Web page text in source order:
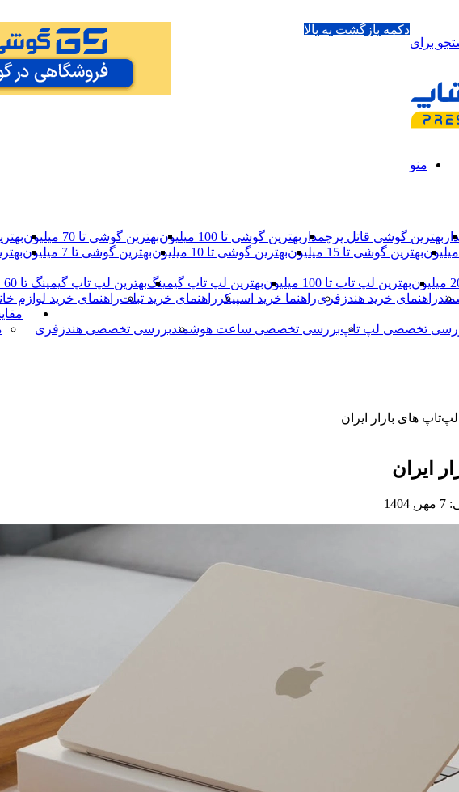
برای
منو
بهترین گوشی قاتل پرچمدار بهترین گوشی تا 100 میلیون بهترین گوشی تا 70 میلیون
بهترین گوشی تا 15 میلیون بهترین گوشی تا 10 میلیون بهترین گوشی تا 7 میلیون
بهترین لپ تاپ تا 100 میلیون بهترین لپ تاپ گیمینگبهترین لپ تاپ گیمینگ تا 60 میلیون
راهنمای خرید هندزفریراهنما خرید اسپیکر راهنمای خرید تبلتراهنمای خرید لوازم
تخصصی لپ تاپبررسی تخصصی ساعت هوشمندبررسی تخصصی هندزفری
های بازار ایران
ایران
دکمه بازگشت به بالا